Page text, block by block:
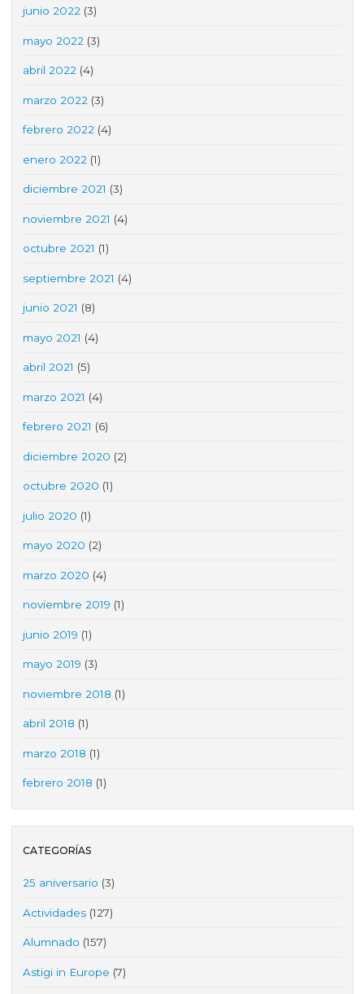
junio 2022 (3)
mayo 2022 (3)
abril 2022 (4)
marzo 2022 (3)
febrero 2022 (4)
enero 2022 (1)
diciembre 2021 (3)
noviembre 2021 (4)
octubre 2021 (1)
septiembre 2021 (4)
junio 2021 (8)
mayo 2021 (4)
abril 2021 (5)
marzo 2021 (4)
febrero 2021 (6)
diciembre 2020 (2)
octubre 2020 (1)
julio 2020 (1)
mayo 2020 (2)
marzo 2020 (4)
noviembre 2019 (1)
junio 2019 (1)
mayo 2019 (3)
noviembre 2018 (1)
abril 2018 (1)
marzo 2018 (1)
febrero 2018 (1)
CATEGORÍAS
25 aniversario (3)
Actividades (127)
Alumnado (157)
Astigi in Europe (7)